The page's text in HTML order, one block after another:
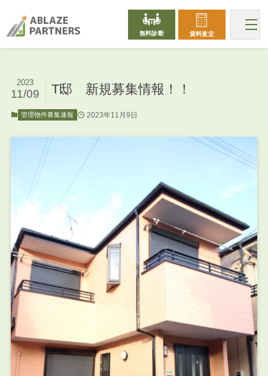
無料診断 賃料査定
T邸 新規募集情報！！
2023
11/09
管理物件募集速報 2023年11月9日